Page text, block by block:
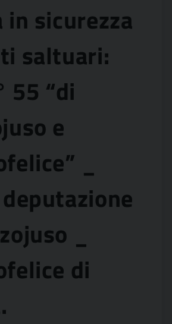
in sicurezza
saltuari:
55 “di
e
_
_
di